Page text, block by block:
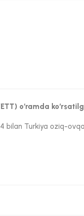
o‘ramda
bilan Turkiya oziq-